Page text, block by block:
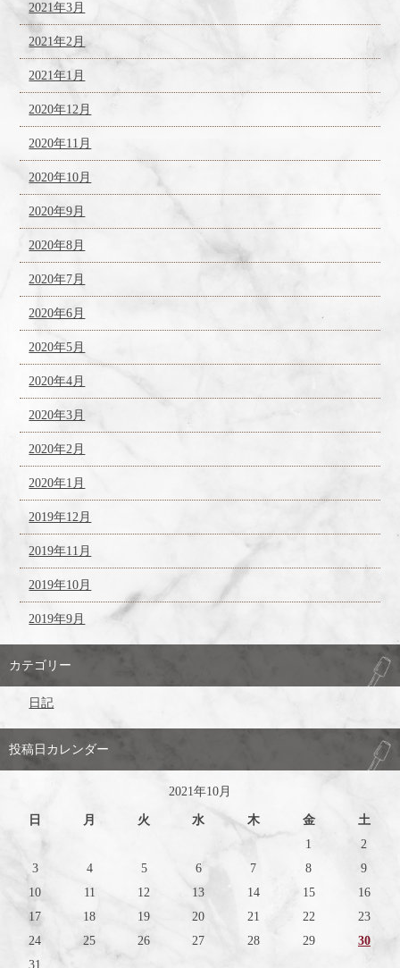
2021年3月
2021年2月
2021年1月
2020年12月
2020年11月
2020年10月
2020年9月
2020年8月
2020年7月
2020年6月
2020年5月
2020年4月
2020年3月
2020年2月
2020年1月
2019年12月
2019年11月
2019年10月
2019年9月
カテゴリー
日記
投稿日カレンダー
2021年10月
日 月 火 水 木 金
土
1
2
3
4 5 6 7 8
9
10
11 12 13 14 15
16
17
18 19 20 21 22
23
24
25 26 27 28 29
30
31